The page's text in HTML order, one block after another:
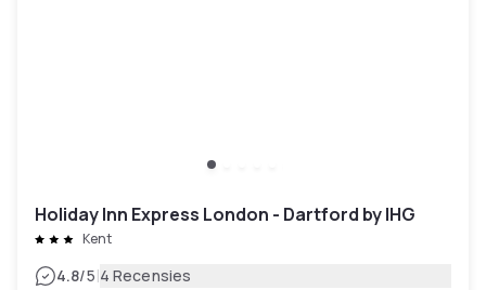
Holiday Inn Express London - Dartford by IHG
Kent
4.8/5|4 Recensies